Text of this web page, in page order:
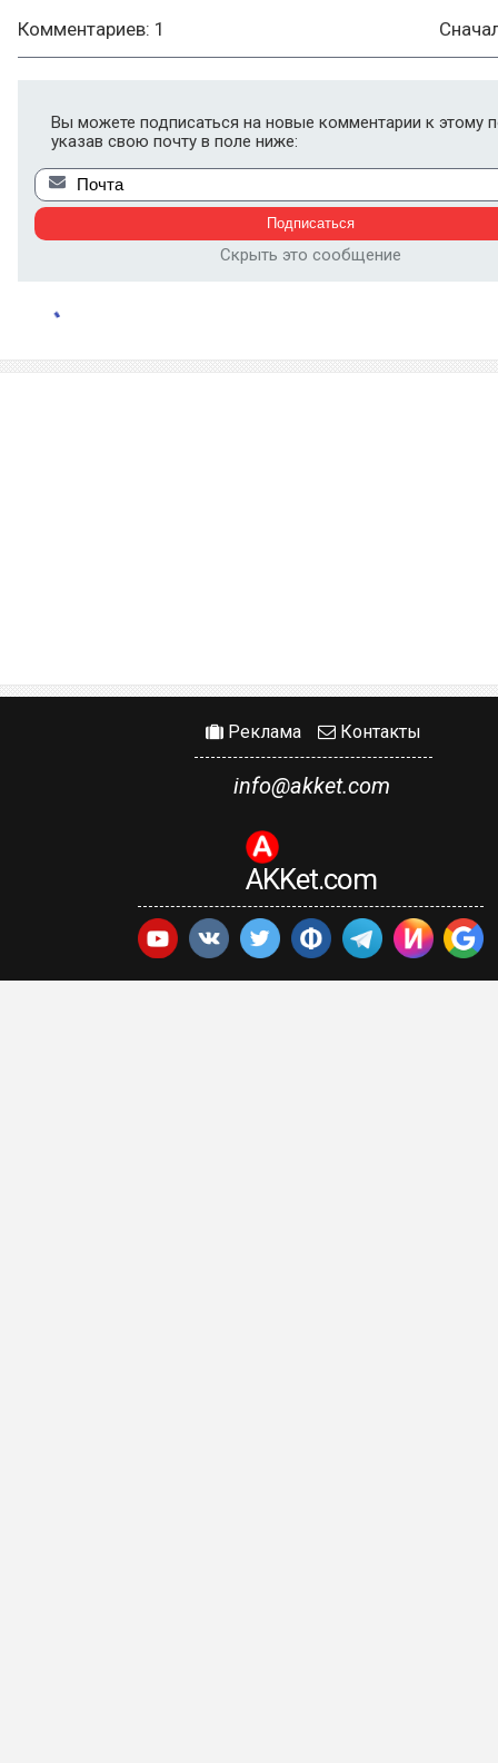
Комментариев: 1
Вы можете подписаться на новые комментарии к этому
указав свою почту в поле ниже:
Скрыть это сообщение
Реклама Контакты
info@akket.com
AKKet.com